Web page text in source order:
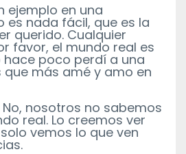
ejemplo en una
es nada fácil, que es la
querido. Cualquier
favor, el mundo real es
hace poco perdí a una
que más amé y amo en
No, nosotros no sabemos
real. Lo creemos ver
vemos lo que ven